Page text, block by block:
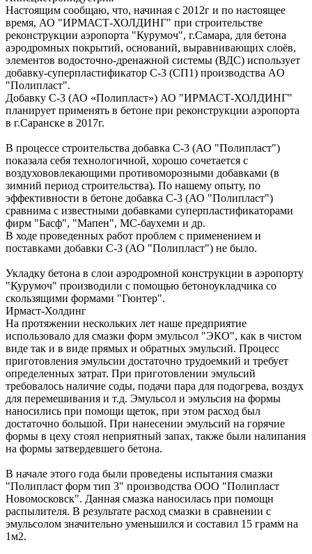
Настоящим сообщаю, что, начиная с 2012г и по настоящее
время, АО "ИРМАСТ-ХОЛДИНГ" при строительстве
реконструкции аэропорта "Курумоч", г.Самара, для бетона
аэродромных покрытий, оснований, выравнивающих слоёв,
элементов водосточно-дренажной системы (ВДС) использует
добавку-суперпластификатор C-3 (СП1) производства AO
"Полипласт".
Добавку С-3 (АО «Полипласт») АО "ИРМАСТ-ХОЛДИНГ"
планирует применять в бетоне при реконструкции аэропорта
в г.Саранске в 2017г.
В процессе строительства добавка С-3 (АО "Полипласт")
показала себя технологичной, хорошо сочетается с
воздухововлекающими противоморозными добавками (в
зимний период строительства). По нашему опыту, по
эффективности в бетоне добавка С-3 (АО "Полипласт")
сравнима с известными добавками суперпластификаторами
фирм "Басф", "Мапен", МС-баухеми и др.
В ходе проведенных работ проблем с применением и
поставками добавки C-3 (АО "Полипласт") не было.
Укладку бетона в слои аэродромной конструкции в аэропорту
"Курумоч" производили с помощью бетоноукладчика со
скользящими формами "Гюнтер".
Ирмаст-Холдинг
На протяжении нескольких лет наше предприятие
использовало для смазки форм эмульсол "ЭКО", как в чистом
виде так и в виде прямых и обратных эмульсий. Процесс
приготовления эмульсии достаточно трудоемкий и требует
определенных затрат. При приготовлении эмульсий
требовалось наличие соды, подачи пара для подогрева, воздух
для перемешивания и т.д. Эмульсол и эмульсия на формы
наносились при помощи щеток, при этом расход был
достаточно большой. При нанесении эмульсий на горячие
формы в цеху стоял неприятный запах, также были налипания
на формы затвердевшего бетона.
В начале этого года были проведены испытания смазки
"Полипласт форм тип 3" производства ООО "Полипласт
Новомосковск". Данная смазка наносилась при помощн
распылителя. В результате расход смазки в сравнении с
эмульсолом значительно уменьшился и составил 15 грамм на
1м2.